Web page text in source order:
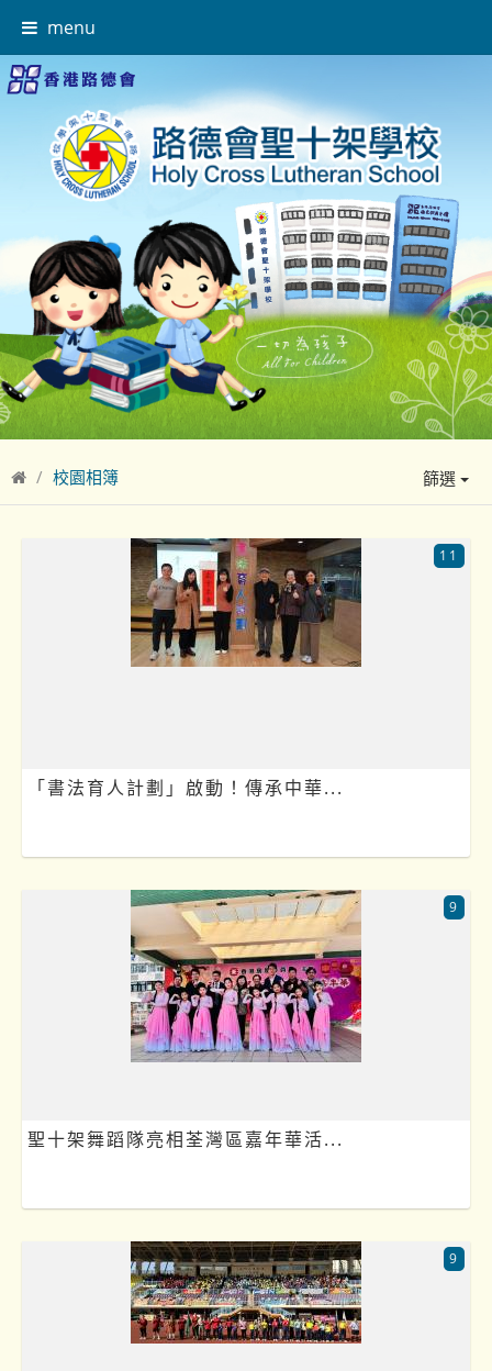
menu
校園相簿 篩選
「書法育人計劃」啟動！傳承中華...
11
聖十架舞蹈隊亮相荃灣區嘉年華活...
9
9